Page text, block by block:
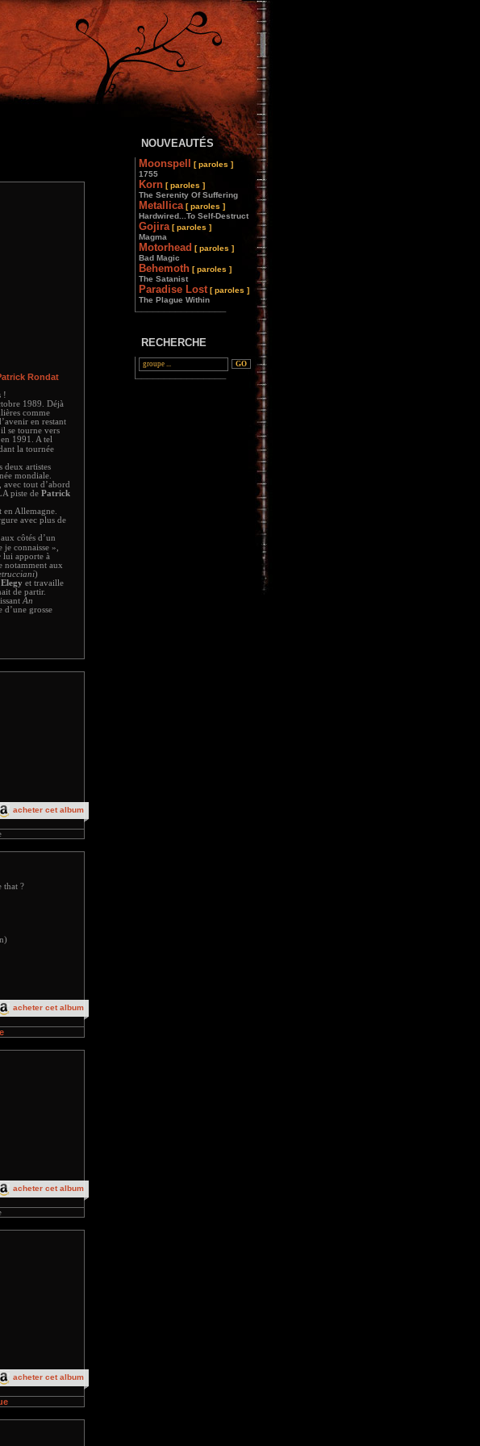
Rondat
!
1989. Déjà
comme
en restant
se tourne vers
1991. A tel
la tournée
deux artistes
mondiale.
avec tout d’abord
piste de Patrick
Allemagne.
avec plus de
côtés d’un
connaisse »,
lui apporte à
notamment aux
)
Elegy et travaille
de partir.
An
grosse
acheter cet album
acheter cet album
that ?
acheter cet album
acheter cet album
NOUVEAUTÉS
Moonspell
[ paroles ]
1755
Korn [ paroles ]
The Serenity Of Suffering
Metallica [ paroles ]
Hardwired...To Self-Destruct
Gojira [ paroles ]
Magma
Motorhead [ paroles ]
Bad Magic
Behemoth [ paroles ]
The Satanist
Paradise Lost [ paroles ]
The Plague Within
________________
RECHERCHE
________________